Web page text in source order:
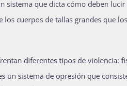
sistema que dicta cómo deben
cuerpos de tallas grandes que
diferentes tipos de violencia:
un sistema de opresión que